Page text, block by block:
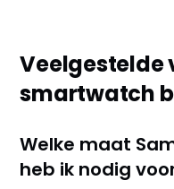
Veelgestelde
smartwatch
Welke maat
heb ik nodig